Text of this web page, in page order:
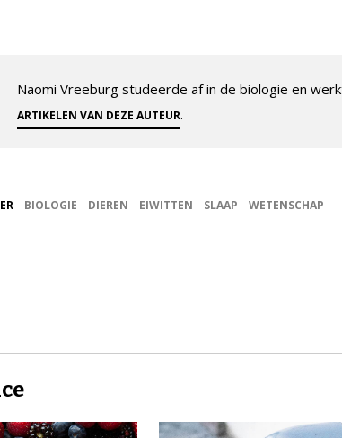
Naomi Vreeburg studeerde af in de biologie en
ARTIKELEN VAN DEZE AUTEUR.
BIOLOGIE DIEREN EIWITTEN SLAAP WETENSCHAP